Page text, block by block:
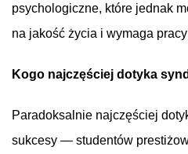
psychologiczne, które jednak
na jakość życia i wymaga
Kogo najczęściej dotyka
Paradoksalnie najczęściej
sukcesy — studentów